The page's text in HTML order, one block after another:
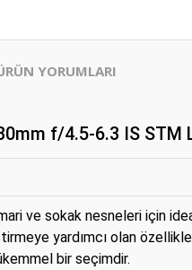
YORUMLARI
f/4.5-6.3 IS STM
ve sokak nesneleri için
yardımcı olan
bir seçimdir.